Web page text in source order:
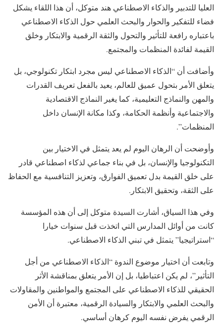
العليا للتدبير والذكاء الاصطناعي هند متوكل، أن هذا اللقاء يشكل
فضاء للتفكير والحوار والبحث العلمي حول الذكاء الاصطناعي
باعتباره رافعة للتأثير والتحول والثقة الرقمية والابتكار وخلق
القيمة لفائدة المنظمات والمجتمع.
وأضافت أن “الذكاء الاصطناعي ليس مجرد ابتكار تكنولوجي، بل
يتعلق الأمر بتحول عميق للعالم، يعيد بالفعل تعريف القدرات
والمهن والنماذج التعليمية، كما يغير النماذج الاقتصادية
والاجتماعية وأنظمة الحكامة، وكذا مكانة الإنسان داخل
المنظمات”.
وأوضحت أن الرهان اليوم لم يعد يتمثل في الاختيار بين
التكنولوجيا والإنسان، بل في بناء جماعي لذكاء اصطناعي قادر
على خلق القيمة بدل تعميق الفوارق، وتعزيز التنافسية مع الحفاظ
على الثقة، وتحقيق الابتكار.
وفي هذا السياق، أشارت السيدة متوكل إلى أن هذه المؤسسة
كانت من أوائل المدارس التي اتخذت قبل سنوات خيارا
“استراتيجيا” يتمثل في تبني الذكاء الاصطناعي.
وتابعت أن اختيار موضوع الندوة “الذكاء الاصطناعي من أجل
التأثير”، لم يكن اعتباطيا، بل إن الأمر يتعلق بمناقشة الأثر
الحقيقي للذكاء الاصطناعي على المجتمع والمواطنين والمقاولات
والبحث العلمي والابتكار والسيادة الرقمية، معتبرة أن الأمن
الرقمي يفرض نفسه اليوم كرهان أساسي.